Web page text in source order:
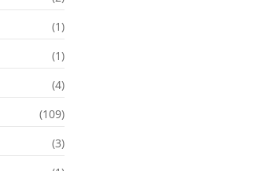
(1)
(1)
(4)
(109)
(3)